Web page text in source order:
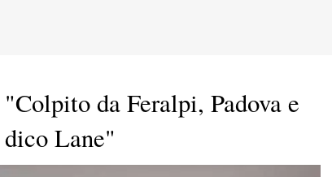
da Feralpi, Padova e
Lane"